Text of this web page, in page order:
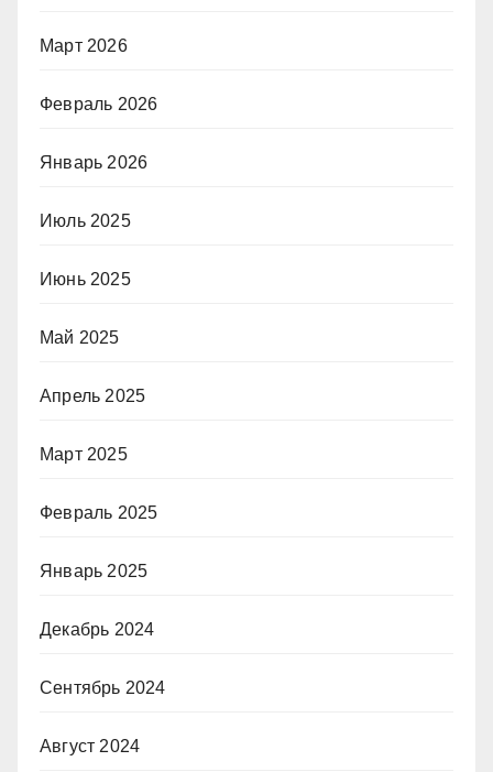
Март 2026
Февраль 2026
Январь 2026
Июль 2025
Июнь 2025
Май 2025
Апрель 2025
Март 2025
Февраль 2025
Январь 2025
Декабрь 2024
Сентябрь 2024
Август 2024